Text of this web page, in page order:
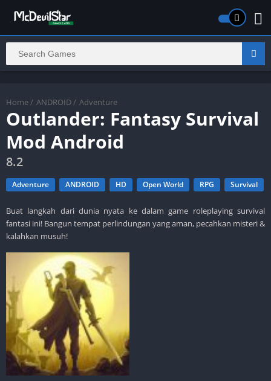
Home / ANDROID / Adventure
Outlander: Fantasy Survival
Mod Android
8.2
Adventure ANDROID HD Open World RPG Survival
Buat langkah dari dunia nyata ke dalam game roleplaying survival
fantasi ini! Bangun tempat perlindungan yang aman, pecahkan misteri &
kalahkan musuh!